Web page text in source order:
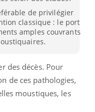
de privilégier
classique : le port
amples couvrants
des décès. Pour
de ces pathologies,
moustiques, les